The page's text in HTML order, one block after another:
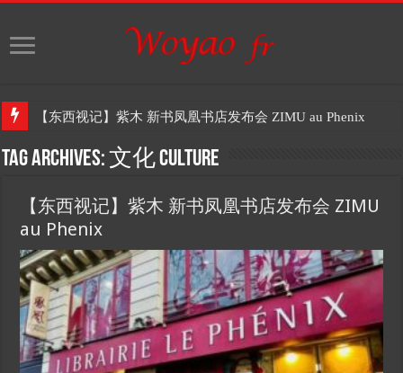
【东西视记】紫木 新书凤凰书店发布会 ZIMU au Phenix
Tag Archives:文化 Culture
【东西视记】紫木 新书凤凰书店发布会 ZIMU
au Phenix